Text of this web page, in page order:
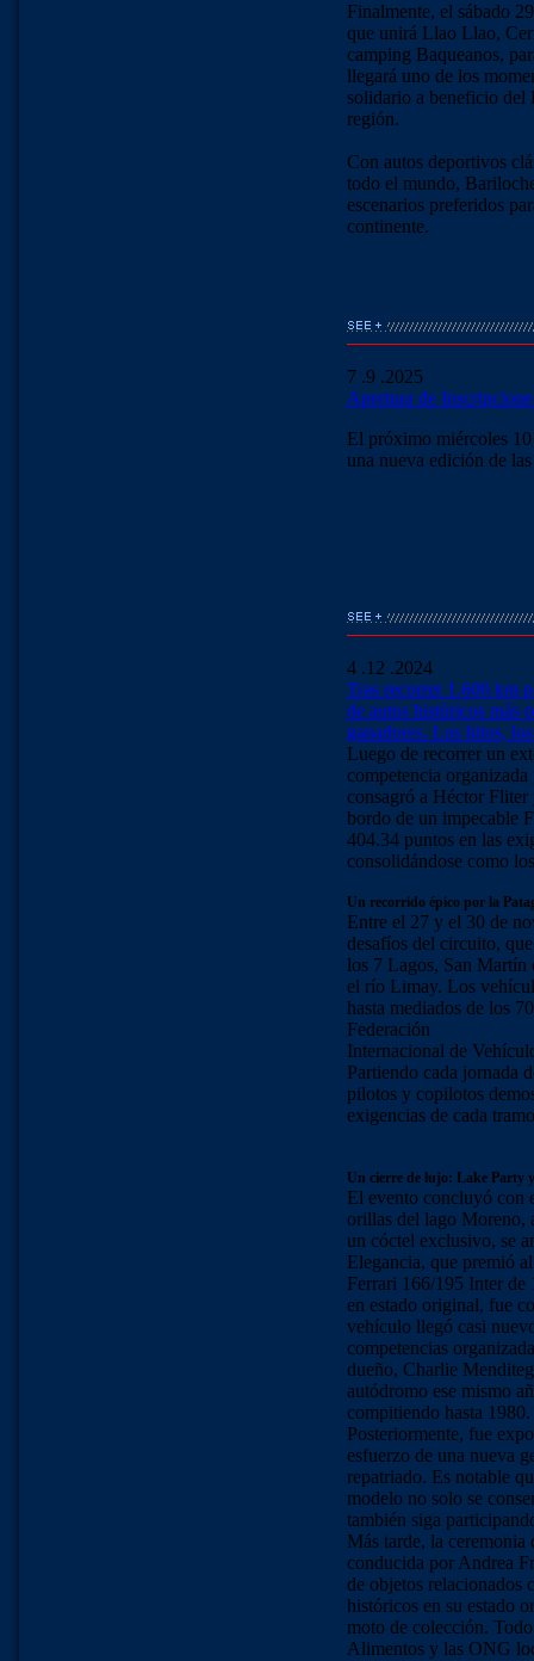
Finalmente, el sábado
que unirá Llao Llao,
camping Baqueanos,
llegará uno de los
solidario a beneficio del
región.
Con autos deportivos
todo el mundo,
escenarios preferidos
continente.
7 .9 .2025
Apertura de
El próximo miércoles
una nueva edición de
4 .12 .2024
Tras recorrer 1.600 km
de autos históricos más
ganadores. Los hitos,
Luego de recorrer un
competencia
consagró a Héctor
bordo de un impecable
404.34 puntos en las
consolidándose como
Un recorrido épico por la
Entre el 27 y el 30 de
desafíos del circuito,
los 7 Lagos, San
el río Limay. Los
hasta mediados de los
Federación
Internacional de
Partiendo cada jornada
pilotos y copilotos
exigencias de cada
Un cierre de lujo: Lake Party
El evento concluyó con
orillas del lago Moreno,
un cóctel exclusivo, se
Elegancia, que premió
Ferrari 166/195 Inter de
en estado original, fue
vehículo llegó casi
competencias
dueño, Charlie
autódromo ese mismo
compitiendo hasta 1980.
Posteriormente, fue
esfuerzo de una nueva
repatriado. Es notable
modelo no solo se
también siga
Más tarde, la
conducida por Andrea
de objetos relacionados
históricos en su estado
moto de colección.
Alimentos y las ONG